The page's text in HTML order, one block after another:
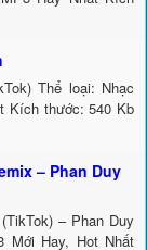
Thể loại: Nhạc
Kích thước: 540 Kb
– Phan Duy
– Phan Duy
Mới Hay, Hot Nhất